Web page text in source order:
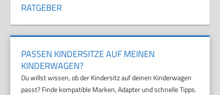
RATGEBER
PASSEN KINDERSITZE AUF MEINEN
KINDERWAGEN?
Du willst wissen, ob der Kindersitz auf deinen Kinderwagen
passt? Finde kompatible Marken, Adapter und schnelle Tipps.